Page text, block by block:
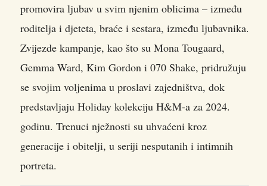
promovira ljubav u svim njenim oblicima – između
roditelja i djeteta, braće i sestara, između ljubavnika.
Zvijezde kampanje, kao što su Mona Tougaard,
Gemma Ward, Kim Gordon i 070 Shake, pridružuju
se svojim voljenima u proslavi zajedništva, dok
predstavljaju Holiday kolekciju H&M-a za 2024.
godinu. Trenuci nježnosti su uhvaćeni kroz
generacije i obitelji, u seriji nesputanih i intimnih
portreta.